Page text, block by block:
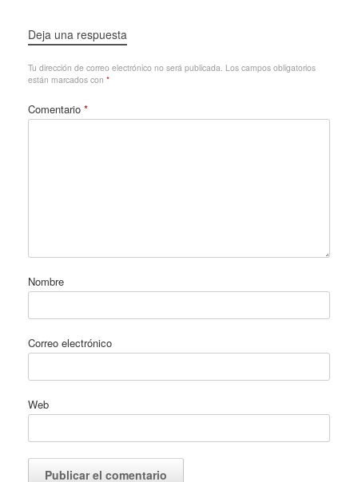
Deja una respuesta
Tu dirección de correo electrónico no será publicada. Los campos obligatorios
están marcados con *
Comentario *
Nombre
Correo electrónico
Web